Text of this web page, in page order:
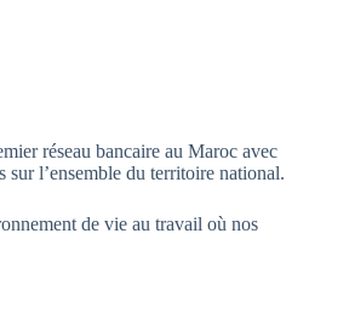
réseau bancaire au Maroc avec
sur l’ensemble du territoire national.
de vie au travail où nos